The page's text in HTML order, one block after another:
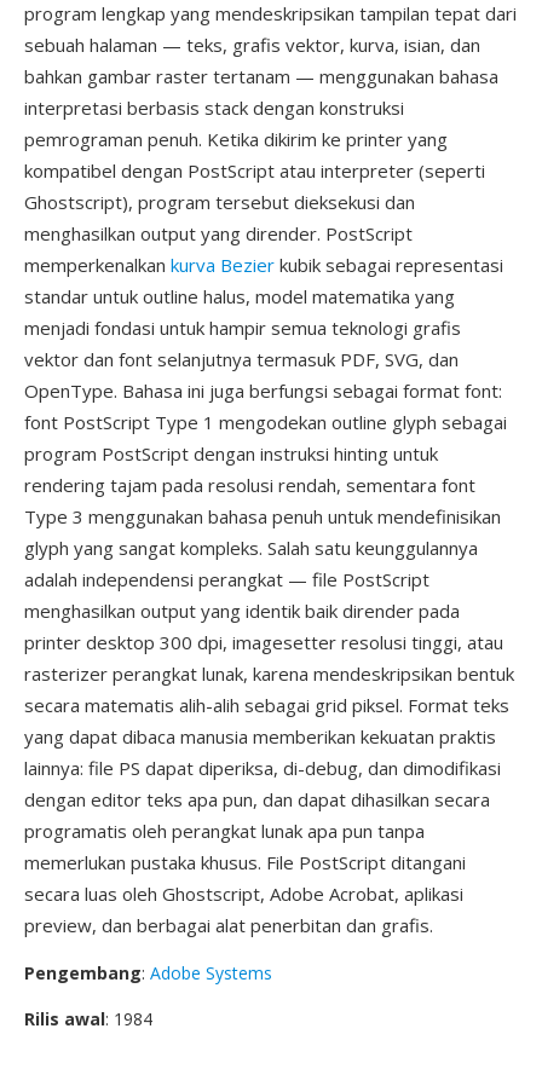
program lengkap yang mendeskripsikan tampilan tepat dari
sebuah halaman — teks, grafis vektor, kurva, isian, dan
bahkan gambar raster tertanam — menggunakan bahasa
interpretasi berbasis stack dengan konstruksi
pemrograman penuh. Ketika dikirim ke printer yang
kompatibel dengan PostScript atau interpreter (seperti
Ghostscript), program tersebut dieksekusi dan
menghasilkan output yang dirender. PostScript
memperkenalkan kurva Bezier kubik sebagai representasi
standar untuk outline halus, model matematika yang
menjadi fondasi untuk hampir semua teknologi grafis
vektor dan font selanjutnya termasuk PDF, SVG, dan
OpenType. Bahasa ini juga berfungsi sebagai format font:
font PostScript Type 1 mengodekan outline glyph sebagai
program PostScript dengan instruksi hinting untuk
rendering tajam pada resolusi rendah, sementara font
Type 3 menggunakan bahasa penuh untuk mendefinisikan
glyph yang sangat kompleks. Salah satu keunggulannya
adalah independensi perangkat — file PostScript
menghasilkan output yang identik baik dirender pada
printer desktop 300 dpi, imagesetter resolusi tinggi, atau
rasterizer perangkat lunak, karena mendeskripsikan bentuk
secara matematis alih-alih sebagai grid piksel. Format teks
yang dapat dibaca manusia memberikan kekuatan praktis
lainnya: file PS dapat diperiksa, di-debug, dan dimodifikasi
dengan editor teks apa pun, dan dapat dihasilkan secara
programatis oleh perangkat lunak apa pun tanpa
memerlukan pustaka khusus. File PostScript ditangani
secara luas oleh Ghostscript, Adobe Acrobat, aplikasi
preview, dan berbagai alat penerbitan dan grafis.
Pengembang: Adobe Systems
Rilis awal: 1984